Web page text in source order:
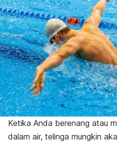
Ketika Anda berenang atau
dalam air, telinga mungkin